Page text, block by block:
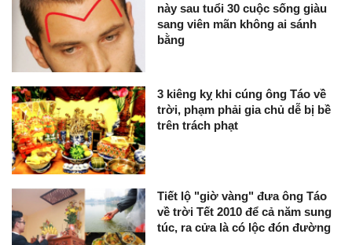
này sau tuổi 30 cuộc sống giàu
sang viên mãn không ai sánh
bằng
3 kiêng kỵ khi cúng ông Táo về
trời, phạm phải gia chủ dễ bị bề
trên trách phạt
Tiết lộ "giờ vàng" đưa ông Táo
về trời Tết 2010 để cả năm sung
túc, ra cửa là có lộc đón đường